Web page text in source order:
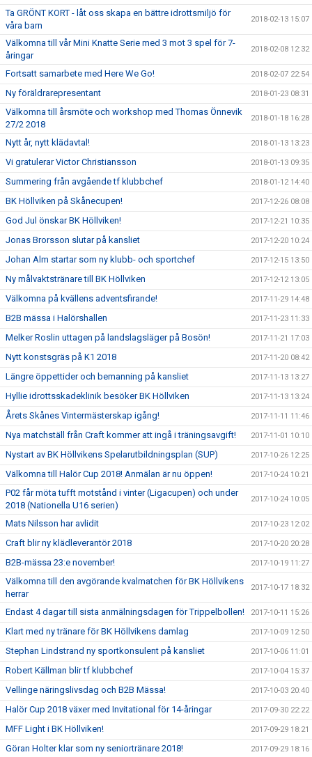
Ta GRÖNT KORT - låt oss skapa en bättre idrottsmiljö för
våra barn
2018-02-13 15:07
Välkomna till vår Mini Knatte Serie med 3 mot 3 spel för 7-
åringar
2018-02-08 12:32
Fortsatt samarbete med Here We Go! 2018-02-07 22:54
Ny föräldrarepresentant 2018-01-23 08:31
Välkomna till årsmöte och workshop med Thomas Önnevik
27/2 2018
2018-01-18 16:28
Nytt år, nytt klädavtal! 2018-01-13 13:23
Vi gratulerar Victor Christiansson 2018-01-13 09:35
Summering från avgående tf klubbchef 2018-01-12 14:40
BK Höllviken på Skånecupen! 2017-12-26 08:08
God Jul önskar BK Höllviken! 2017-12-21 10:35
Jonas Brorsson slutar på kansliet 2017-12-20 10:24
Johan Alm startar som ny klubb- och sportchef 2017-12-15 13:50
Ny målvaktstränare till BK Höllviken 2017-12-12 13:05
Välkomna på kvällens adventsfirande! 2017-11-29 14:48
B2B mässa i Halörshallen 2017-11-23 11:33
Melker Roslin uttagen på landslagsläger på Bosön! 2017-11-21 17:03
Nytt konstsgräs på K1 2018 2017-11-20 08:42
Längre öppettider och bemanning på kansliet 2017-11-13 13:27
Hyllie idrottsskadeklinik besöker BK Höllviken 2017-11-13 13:24
Årets Skånes Vintermästerskap igång! 2017-11-11 11:46
Nya matchställ från Craft kommer att ingå i träningsavgift! 2017-11-01 10:10
Nystart av BK Höllvikens Spelarutbildningsplan (SUP) 2017-10-26 12:25
Välkomna till Halör Cup 2018! Anmälan är nu öppen! 2017-10-24 10:21
P02 får möta tufft motstånd i vinter (Ligacupen) och under
2018 (Nationella U16 serien)
2017-10-24 10:05
Mats Nilsson har avlidit 2017-10-23 12:02
Craft blir ny klädleverantör 2018 2017-10-20 20:28
B2B-mässa 23:e november! 2017-10-19 11:27
Välkomna till den avgörande kvalmatchen för BK Höllvikens
herrar
2017-10-17 18:32
Endast 4 dagar till sista anmälningsdagen för Trippelbollen! 2017-10-11 15:26
Klart med ny tränare för BK Höllvikens damlag 2017-10-09 12:50
Stephan Lindstrand ny sportkonsulent på kansliet 2017-10-06 11:01
Robert Källman blir tf klubbchef 2017-10-04 15:37
Vellinge näringslivsdag och B2B Mässa! 2017-10-03 20:40
Halör Cup 2018 växer med Invitational för 14-åringar 2017-09-30 22:22
MFF Light i BK Höllviken! 2017-09-29 18:21
Göran Holter klar som ny seniortränare 2018! 2017-09-29 18:16